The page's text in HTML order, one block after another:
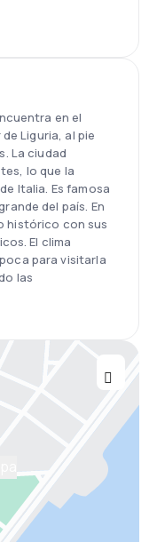
en el
Liguria, al pie
La ciudad
lo que la
Italia. Es famosa
del país. En
histórico con sus
El clima
para visitarla
las